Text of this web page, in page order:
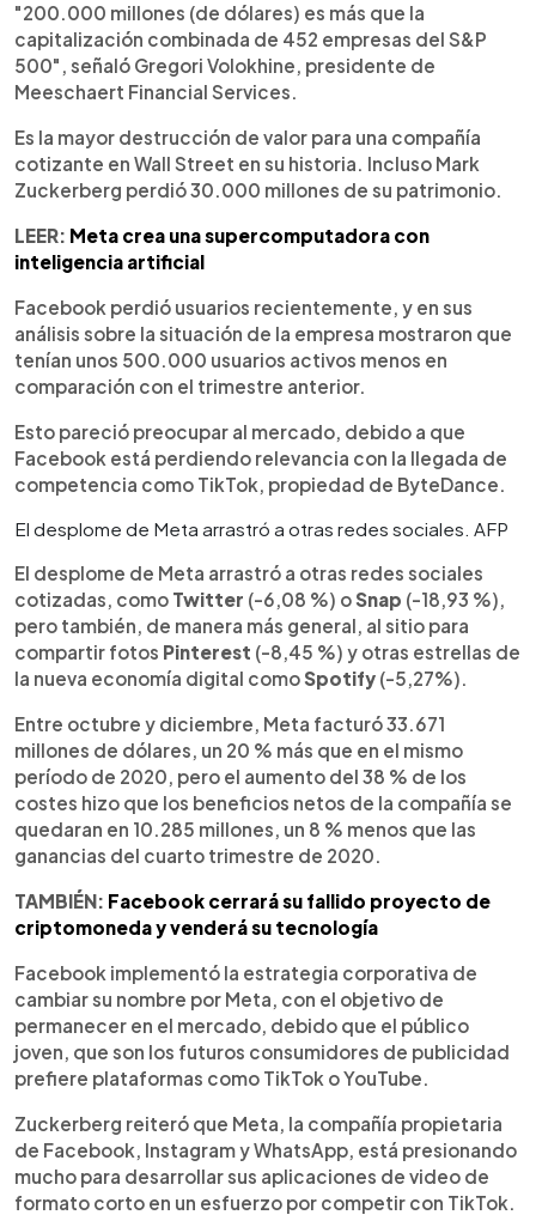
"200.000 millones (de dólares) es más que la
capitalización combinada de 452 empresas del S&P
500", señaló Gregori Volokhine, presidente de
Meeschaert Financial Services.
Es la mayor destrucción de valor para una compañía
cotizante en Wall Street en su historia. Incluso Mark
Zuckerberg perdió 30.000 millones de su patrimonio.
LEER: Meta crea una supercomputadora con
inteligencia artificial
Facebook perdió usuarios recientemente, y en sus
análisis sobre la situación de la empresa mostraron que
tenían unos 500.000 usuarios activos menos en
comparación con el trimestre anterior.
Esto pareció preocupar al mercado, debido a que
Facebook está perdiendo relevancia con la llegada de
competencia como TikTok, propiedad de ByteDance.
El desplome de Meta arrastró a otras redes sociales. AFP
El desplome de Meta arrastró a otras redes sociales
cotizadas, como Twitter (-6,08 %) oSnap (-18,93 %),
pero también, de manera más general, al sitio para
compartir fotos Pinterest (-8,45 %) y otras estrellas de
la nueva economía digital comoSpotify (-5,27%).
Entre octubre y diciembre, Meta facturó 33.671
millones de dólares, un 20 % más que en el mismo
período de 2020, pero el aumento del 38 % de los
costes hizo que los beneficios netos de la compañía se
quedaran en 10.285 millones, un 8 % menos que las
ganancias del cuarto trimestre de 2020.
TAMBIÉN: Facebook cerrará su fallido proyecto de
criptomoneda y venderá su tecnología
Facebook implementó la estrategia corporativa de
cambiar su nombre por Meta, con el objetivo de
permanecer en el mercado, debido que el público
joven, que son los futuros consumidores de publicidad
prefiere plataformas como TikTok o YouTube.
Zuckerberg reiteró que Meta, la compañía propietaria
de Facebook, Instagram y WhatsApp, está presionando
mucho para desarrollar sus aplicaciones de video de
formato corto en un esfuerzo por competir con TikTok.